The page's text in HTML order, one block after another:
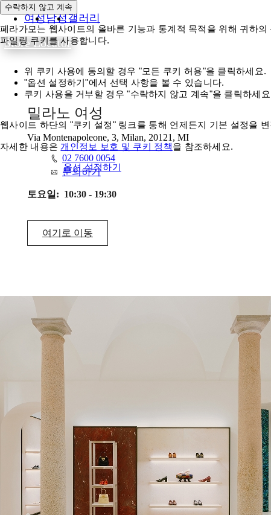
여성남성갤러리
Store Locator
밀라노 여성
Via Montenapoleone, 3, Milan, 20121, MI
02 7600 0054
문의하기
토요일: 10:30 - 19:30
여기로 이동
수락하지 않고 계속
페라가모는 웹사이트의 올바른 기능과 통계적 목적을 위해 귀하
파일링 쿠키를 사용합니다.
위 쿠키 사용에 동의할 경우 "모든 쿠키 허용"을 클릭하세요.
"옵션 설정하기"에서 선택 사항을 볼 수 있습니다.
쿠키 사용을 거부할 경우 "수락하지 않고 계속"을 클릭하세
웹사이트 하단의 "쿠키 설정" 링크를 통해 언제든지 기본 설정을
자세한 내용은 개인정보 보호 및 쿠키 정책을 참조하세요.
옵션 설정하기